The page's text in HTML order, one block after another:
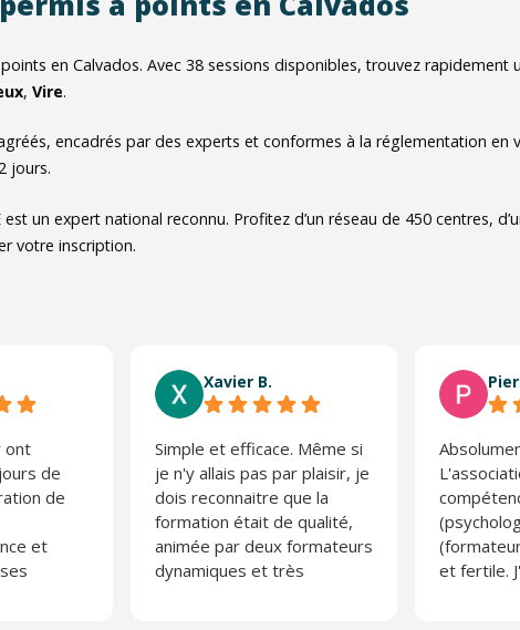
en Calvados. Avec 38 sessions disponibles, trouvez rapidement
, Vire.
encadrés par des experts et conformes à la réglementation en
jours.
un expert national reconnu. Profitez d’un réseau de 450 centres,
votre inscription.
ont
de
de
et
Xavier B.
Simple et efficace. Même si
je n'y allais pas par plaisir, je
dois reconnaitre que la
formation était de qualité,
animée par deux formateurs
dynamiques et très
et fertile.